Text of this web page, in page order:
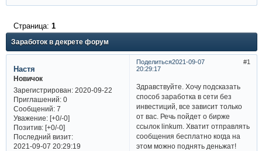
Заработок в декрете форум
Страница: 1
Поделиться 1
2021-09-07
20:29:17
Настя
Новичок
Зарегистрирован: 2020-09-22
Приглашений:0
Сообщений:7
Уважение: [+0/-0]
Позитив: [+0/-0]
Последний визит:
2021-09-07 20:29:19
Здравствуйте. Хочу подсказать
способ заработка в сети без
инвестиций, все зависит только
от вас. Речь пойдет о бирже
ссылок linkum. Хватит отправлять
сообщения бесплатно когда на
этом можно поднять деньжат!